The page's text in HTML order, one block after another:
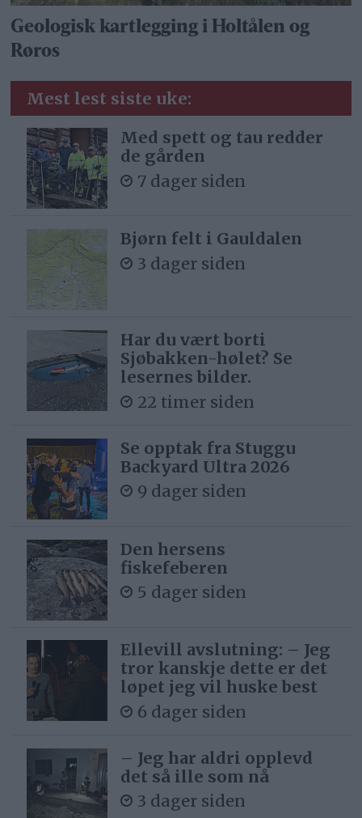
Geologisk kartlegging i Holtålen og
Røros
Mest lest siste uke:
Med spett og tau redder
de gården
7 dager siden
Bjørn felt i Gauldalen
3 dager siden
Har du vært borti
Sjøbakken-hølet? Se
lesernes bilder.
22 timer siden
Se opptak fra Stuggu
Backyard Ultra 2026
9 dager siden
Den hersens
fiskefeberen
5 dager siden
Ellevill avslutning: – Jeg
tror kanskje dette er det
løpet jeg vil huske best
6 dager siden
– Jeg har aldri opplevd
det så ille som nå
3 dager siden